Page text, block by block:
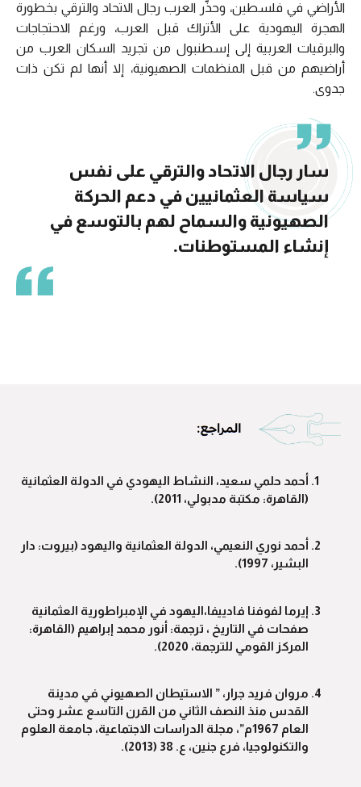
الأراضي في فلسطين، وحذَّر العرب رجال الاتحاد والترقي بخطورة
الهجرة اليهودية على الأتراك قبل العرب، ورغم الاحتجاجات
والبرقيات العربية إلى إسطنبول من تجريد السكان العرب من
أراضيهم من قبل المنظمات الصهيونية، إلا أنها لم تكن ذات
جدوى.
سار رجال الاتحاد والترقي على نفس
سياسة العثمانيين في دعم الحركة
الصهيونية والسماح لهم بالتوسع في
إنشاء المستوطنات.
أحمد حلمي سعيد، النشاط اليهودي في الدولة العثمانية
(القاهرة: مكتبة مدبولي، 2011).
أحمد نوري النعيمي، الدولة العثمانية واليهود (بيروت: دار
البشير، 1997).
إيرما لفوفنا فادييفا،اليهود في الإمبراطورية العثمانية
صفحات في التاريخ ، ترجمة: أنور محمد إبراهيم (القاهرة:
المركز القومي للترجمة، 2020).
مروان فريد جرار، ” الاستيطان الصهيوني في مدينة
القدس منذ النصف الثاني من القرن التاسع عشر وحتى
العام 1967م”، مجلة الدراسات الاجتماعية، جامعة العلوم
والتكنولوجيا، فرع جنين، ع. 38 (2013).